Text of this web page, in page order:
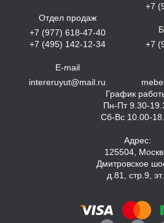
Отдел продаж
+7 (977) 618-47-40
+7 (495) 142-12-34
E-mail
intereruyut@mail.ru
+7
+7
График
Пн-Пт 9.30-
Сб-Вс 10.00-
Адрес:
125504,
Дмитровское
д.81, стр.9,